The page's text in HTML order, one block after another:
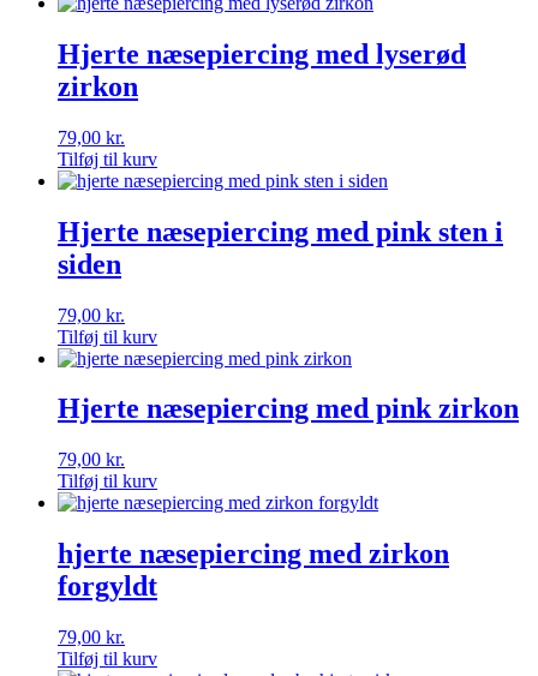
Hjerte næsepiercing med lyserød
zirkon
79,00 kr.
Tilføj til kurv
Hjerte næsepiercing med pink sten i
siden
79,00 kr.
Tilføj til kurv
Hjerte næsepiercing med pink zirkon
79,00 kr.
Tilføj til kurv
hjerte næsepiercing med zirkon
forgyldt
79,00 kr.
Tilføj til kurv